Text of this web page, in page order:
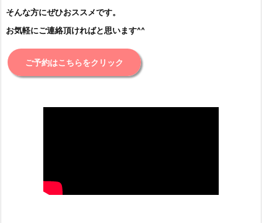
そんな方にぜひおススメです。
お気軽にご連絡頂ければと思います^^
ご予約はこちらをクリック